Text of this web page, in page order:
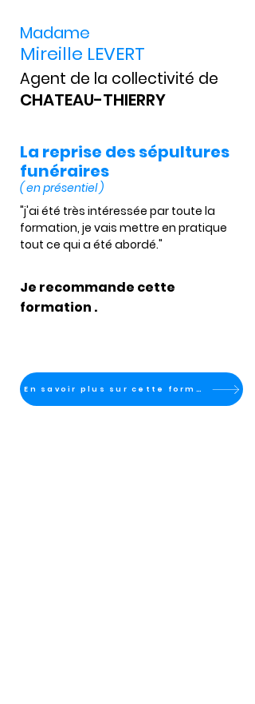
Mireille LEVERT
Madame
Agent de la collectivité de
CHATEAU-THIERRY
La reprise des sépultures
funéraires
( en présentiel )
"j'ai été très intéressée par toute la
formation, je vais mettre en pratique
tout ce qui a été abordé."
Je recommande cette
formation .
En savoir plus sur cette formation